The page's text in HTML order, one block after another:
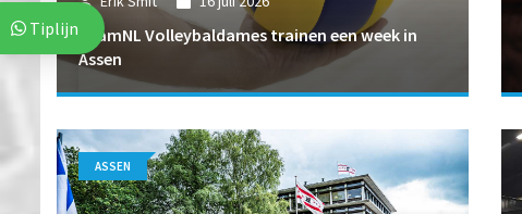
TeamNL Volleybaldames trainen een week in
Assen
ASSEN
Tiplijn